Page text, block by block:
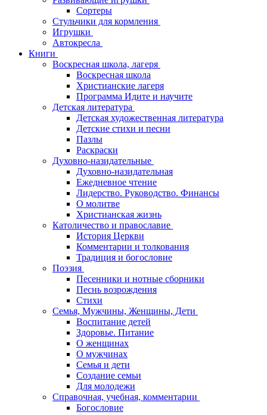
Сортеры
Стульчики для кормления
Игрушки
Автокресла
Книги
Воскресная школа, лагеря
Воскресная школа
Христианские лагеря
Программа Идите и научите
Детская литература
Детская художественная литература
Детские стихи и песни
Пазлы
Раскраски
Духовно-назидательные
Духовно-назидательная
Ежедневное чтение
Лидерство. Руководство. Финансы
О молитве
Христианская жизнь
Католичество и православие
История Церкви
Комментарии и толкования
Традиция и богословие
Поэзия
Песенники и нотные сборники
Песнь возрождения
Стихи
Семья, Мужчины, Женщины, Дети
Воспитание детей
Здоровье. Питание
О женщинах
О мужчинах
Семья и дети
Создание семьи
Для молодежи
Справочная, учебная, комментарии
Богословие